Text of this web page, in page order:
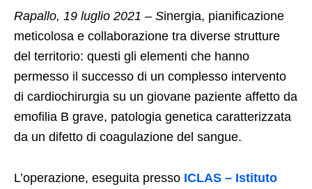
Rapallo, 19 luglio 2021 – Sinergia, pianificazione
meticolosa e collaborazione tra diverse strutture
del territorio: questi gli elementi che hanno
permesso il successo di un complesso intervento
di cardiochirurgia su un giovane paziente affetto da
emofilia B grave, patologia genetica caratterizzata
da un difetto di coagulazione del sangue.
L’operazione, eseguita presso ICLAS – Istituto